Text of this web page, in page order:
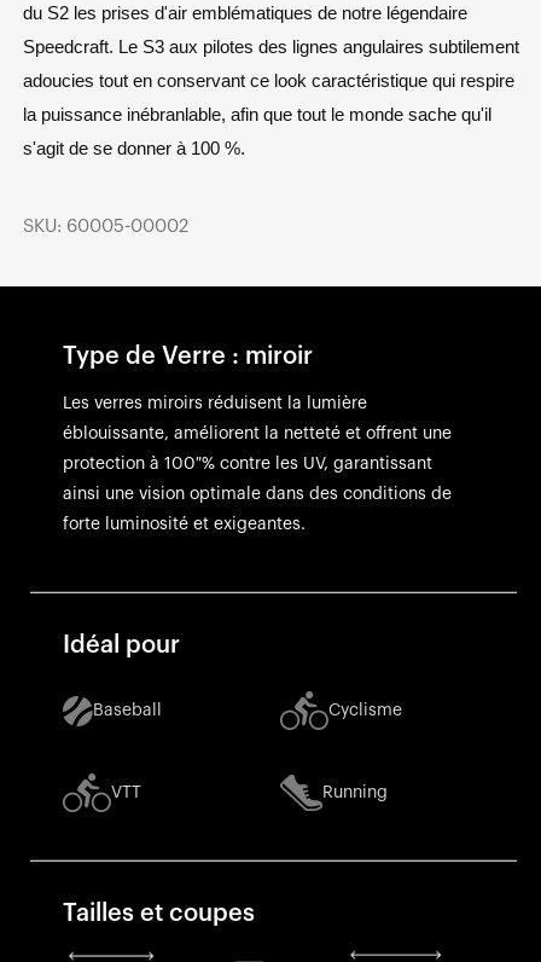
du S2 les prises d'air emblématiques de notre légendaire
Speedcraft. Le S3 aux pilotes des lignes angulaires subtilement
adoucies tout en conservant ce look caractéristique qui respire
la puissance inébranlable, afin que tout le monde sache qu'il
s'agit de se donner à 100 %.
SKU: 60005-00002
Type de Verre : miroir
Les verres miroirs réduisent la lumière
éblouissante, améliorent la netteté et offrent une
protection à 100 % contre les UV, garantissant
ainsi une vision optimale dans des conditions de
forte luminosité et exigeantes.
Idéal pour
Baseball Cyclisme
VTT Running
Tailles et coupes